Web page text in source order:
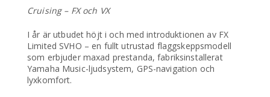
Cruising – FX och VX
I år är utbudet höjt i och med introduktionen av FX
Limited SVHO – en fullt utrustad flaggskeppsmodell
som erbjuder maxad prestanda, fabriksinstallerat
Yamaha Music-ljudsystem, GPS-navigation och
lyxkomfort.